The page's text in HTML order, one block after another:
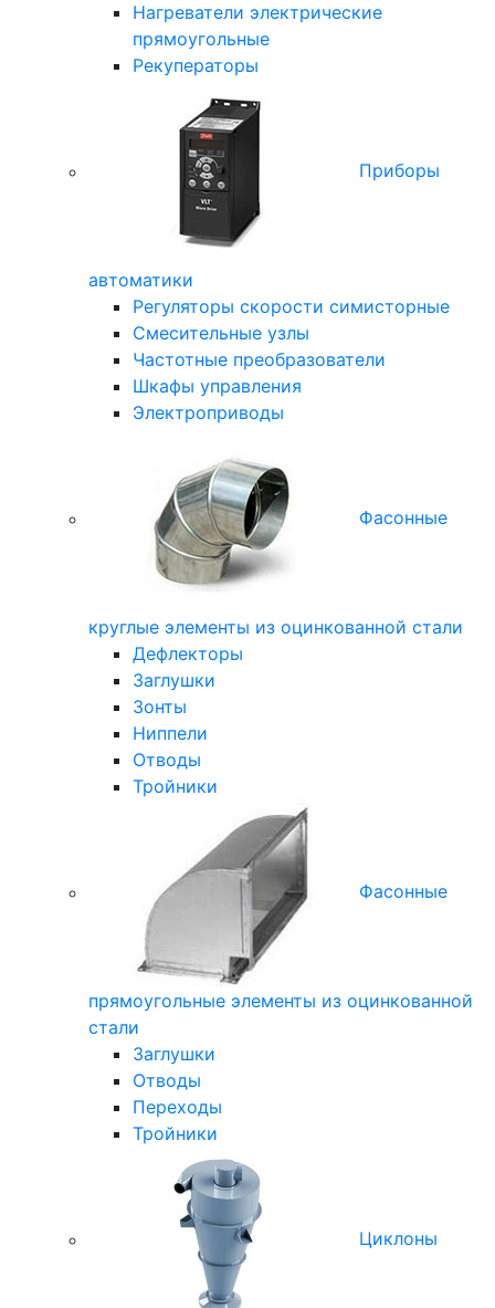
Нагреватели электрические
прямоугольные
Рекуператоры
Приборы
автоматики
Регуляторы скорости симисторные
Смесительные узлы
Частотные преобразователи
Шкафы управления
Электроприводы
Фасонные
круглые элементы из оцинкованной стали
Дефлекторы
Заглушки
Зонты
Ниппели
Отводы
Тройники
Фасонные
прямоугольные элементы из оцинкованной
стали
Заглушки
Отводы
Переходы
Тройники
Циклоны